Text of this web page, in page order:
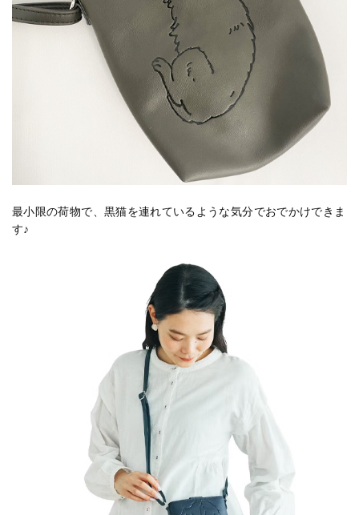
最小限の荷物で、黒猫を連れているような気分でおでかけできま
す♪